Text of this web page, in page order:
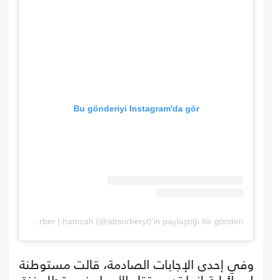
Bu gönderiyi Instagram'da gör
وفي إحدى الإجابات الصادمة، قالت مستوطنة